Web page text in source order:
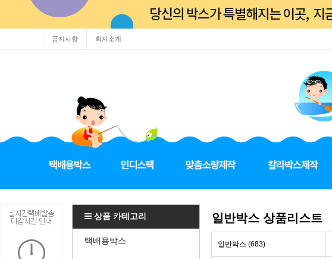
공지사항 회사소개
상품 카테고리
택배용박스
일반박스 상품리스트
일반박스 (683)